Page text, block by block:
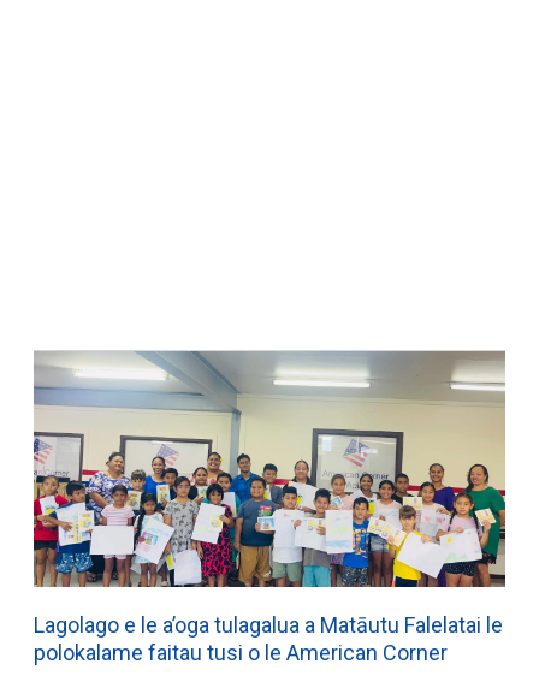
Lagolago e le a’oga tulagalua a Matāutu Falelatai le
polokalame faitau tusi o le American Corner